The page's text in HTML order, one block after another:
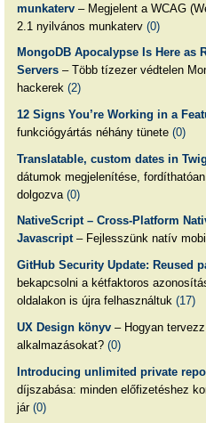
munkaterv– Megjelent a WCAG
2.1 nyilvános munkaterv (0)
MongoDB Apocalypse Is Here as
Servers– Több tízezer védtelen
hackerek (2)
12 Signs You’re Working in a
funkciógyártás néhány tünete (0)
Translatable, custom dates in
dátumok megjelenítése,
dolgozva (0)
NativeScript – Cross-Platform
Javascript– Fejlesszünk natív
GitHub Security Update: Reused
bekapcsolni a kétfaktoros
oldalakon is újra felhasználtuk (17)
UX Design könyv– Hogyan
alkalmazásokat? (0)
Introducing unlimited private
díjszabása: minden előfizetéshez
jár (0)